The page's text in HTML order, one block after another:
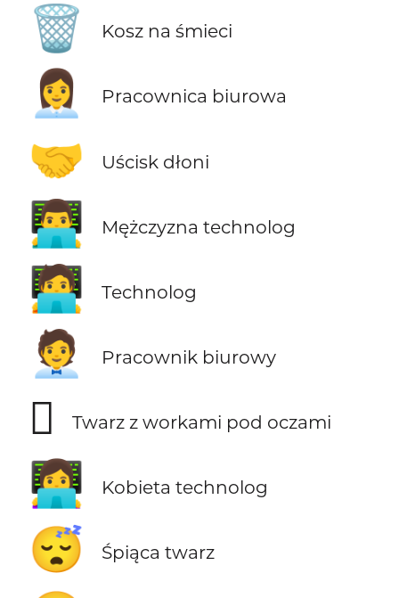
🗑️ Kosz na śmieci
👩‍💼 Pracownica biurowa
🤝 Uścisk dłoni
👨‍💻 Mężczyzna technolog
🧑‍💻 Technolog
🧑‍💼 Pracownik biurowy
🫩 Twarz z workami pod oczami
👩‍💻 Kobieta technolog
😴 Śpiąca twarz